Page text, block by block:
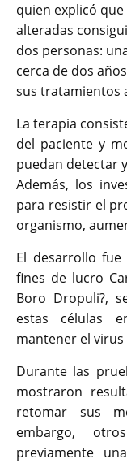
quien explicó
alteradas
dos personas:
cerca de dos
sus tratamientos
La terapia
del paciente y
puedan detectar
Además, los
para resistir el
organismo,
El desarrollo
fines de lucro
Boro Dropuli?,
estas células
mantener el
Durante las
mostraron
retomar sus
embargo,
previamente